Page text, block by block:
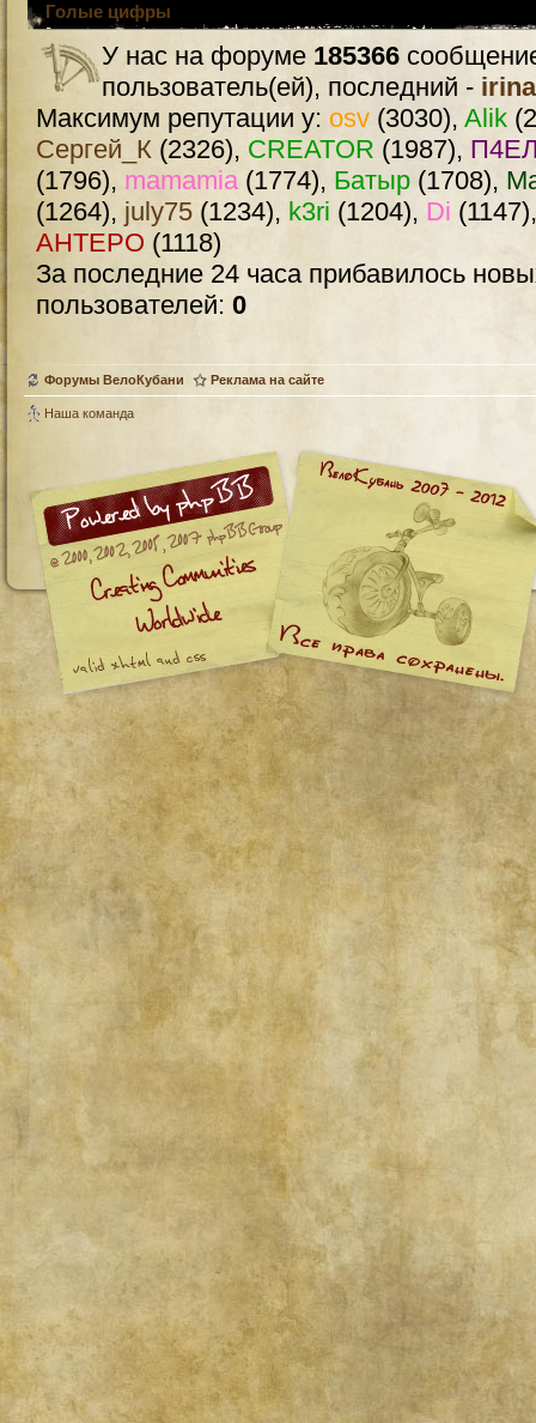
Голые цифры
У нас на форуме 185366
пользователь(ей), последний -
Максимум репутации у: osv (3030), Alik
Сергей_К (2326), CREATOR (1987),
(1796), mamamia(1774), Батыр (1708),
(1264), july75 (1234), k3ri (1204), Di
AHTEPO (1118)
За последние 24 часа прибавилось
пользователей: 0
Форумы ВелоКубани Реклама на сайте
Наша команда